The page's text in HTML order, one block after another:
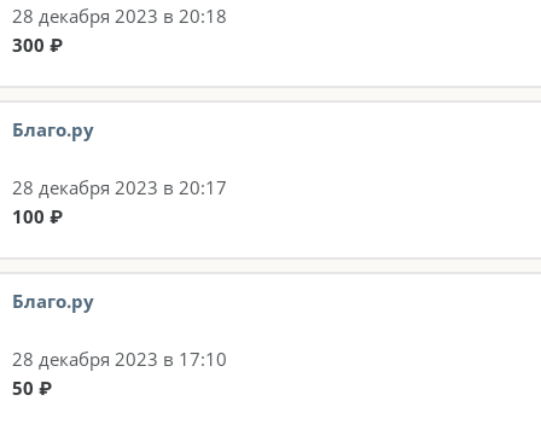
28 декабря 2023 в 20:18
300 ₽
Благо.ру
28 декабря 2023 в 20:17
100 ₽
Благо.ру
28 декабря 2023 в 17:10
50 ₽